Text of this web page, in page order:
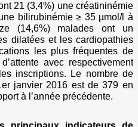
21 (3,4%) une créatininémie
bilirubinémie ≥ 35 µmol/l à
(14,6%) malades ont un
dilatées et les cardiopathies
les plus fréquentes de
avec respectivement
inscriptions. Le nombre de
janvier 2016 est de 379 en
à l’année précédente.